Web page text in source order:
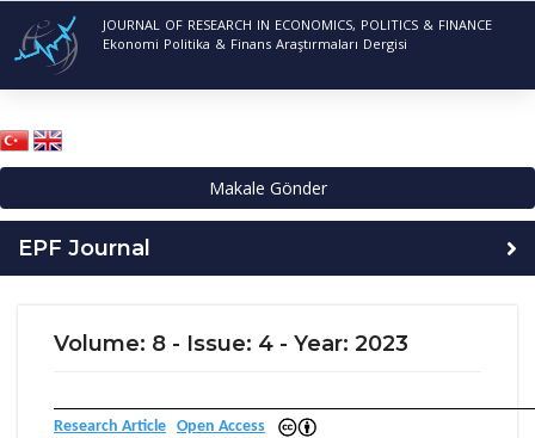
JOURNAL OF RESEARCH IN ECONOMICS, POLITICS & FINANCE
Ekonomi Politika & Finans Araştırmaları Dergisi
Makale Gönder
EPF Journal
Volume: 8 - Issue: 4 - Year: 2023
Research Article Open Access